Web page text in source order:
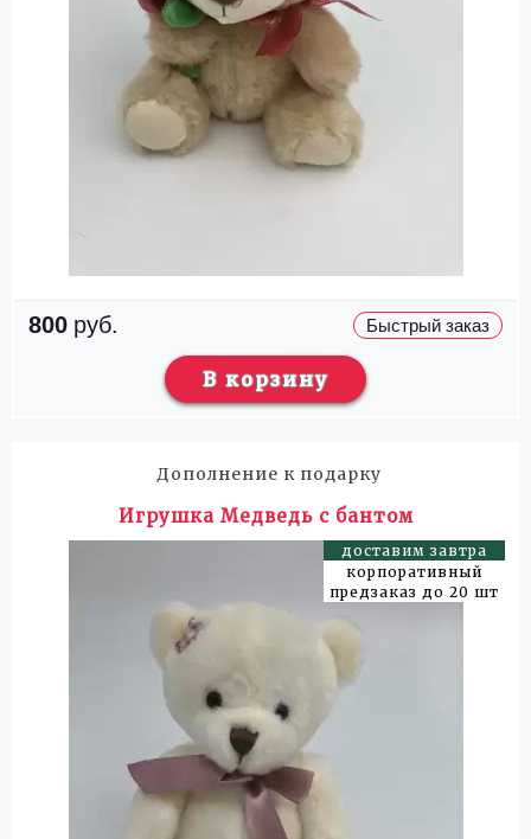
800 руб. Быстрый заказ
В корзину
Дополнение к подарку
Игрушка Медведь с бантом
доставим завтра
корпоративный
предзаказ до 20 шт